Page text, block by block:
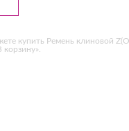
купить Ремень клиновой